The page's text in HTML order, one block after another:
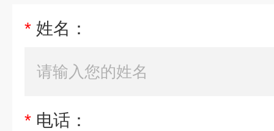
* 姓名：
* 电话：